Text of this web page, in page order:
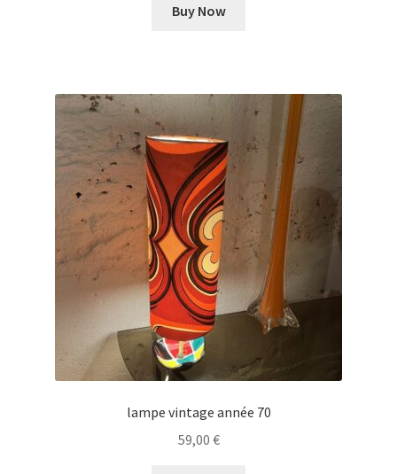
Buy Now
lampe vintage année 70
59,00 €